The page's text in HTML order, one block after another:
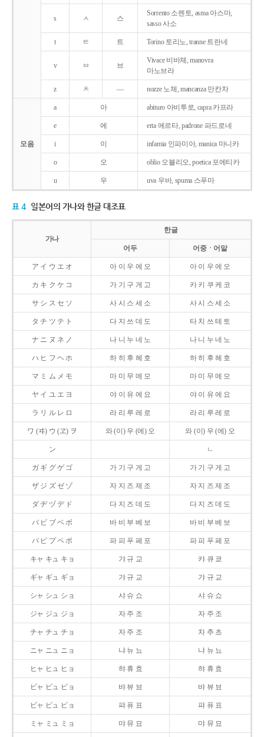
s ㅅ 스
Sorrento 소렌토, asma 아스마,
sasso 사소
t ㅌ 트 Torino 토리노, tranne 트란네
v ㅂ 브
Vivace 비바체, manovra
마노브라
z ㅊ ― nozze 노체, mancanza 만칸차
모음
a 아 abituro 아비투로, capra 카프라
e 에 erta 에르타, padrone 파드로네
i 이 infamia 인파미아, manica 마니카
o 오 oblio 오블리오, poetica 포에티카
u 우 uva 우바, spuma 스푸마
표 4 일본어의 가나와 한글 대조표
가나
한글
어두 어중ㆍ어말
ア イ ウ エ オ 아 이 우 에 오 아 이 우 에 오
カ キ ク ケ コ 가 기 구 게 고 카 키 쿠 케 코
サ シ ス セ ソ 사 시 스 세 소 사 시 스 세 소
タ チ ツ テ ト 다 지 쓰 데 도 타 치 쓰 테 토
ナ ニ ヌ ネ ノ 나 니 누 네 노 나 니 누 네 노
ハ ヒ フ ヘ ホ 하 히 후 헤 호 하 히 후 헤 호
マ ミ ム メ モ 마 미 무 메 모 마 미 무 메 모
ヤ イ ユ エ ヨ 야 이 유 에 요 야 이 유 에 요
ラ リ ル レ ロ 라 리 루 레 로 라 리 루 레 로
ワ (ヰ) ウ (ヱ) ヲ 와 (이) 우 (에) 오 와 (이) 우 (에) 오
ン ㄴ
ガ ギ グ ゲ ゴ 가 기 구 게 고 가 기 구 게 고
ザ ジ ズ ゼ ゾ 자 지 즈 제 조 자 지 즈 제 조
ダ ヂ ヅ デ ド 다 지 즈 데 도 다 지 즈 데 도
バ ビ ブ ベ ボ 바 비 부 베 보 바 비 부 베 보
パ ピ プ ペ ポ 파 피 푸 페 포 파 피 푸 페 포
キャ キュ キョ 갸 규 교 캬 큐 쿄
ギャ ギュ ギョ 갸 규 교 갸 규 교
シャ シュ ショ 샤 슈 쇼 샤 슈 쇼
ジャ ジュ ジョ 자 주 조 자 주 조
チャ チュ チョ 자 주 조 차 추 초
ニャ ニュ ニョ 냐 뉴 뇨 냐 뉴 뇨
ヒャ ヒュ ヒョ 햐 휴 효 햐 휴 효
ビャ ビュ ビョ 뱌 뷰 뵤 뱌 뷰 뵤
ピャ ピュ ピョ 퍄 퓨 표 퍄 퓨 표
ミャ ミュ ミョ 먀 뮤 묘 먀 뮤 묘